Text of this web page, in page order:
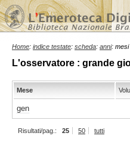
Home: indice testate: scheda: anni: mesi
L'osservatore : grande
Mese
gen
Risultati/pag.: 25 50 tutti